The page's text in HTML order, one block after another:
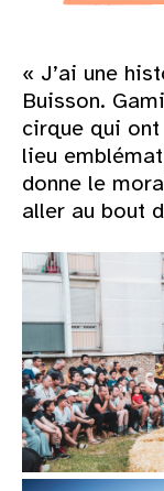
« J’ai une
Buisson.
cirque qui ont
lieu
donne le
aller au bout